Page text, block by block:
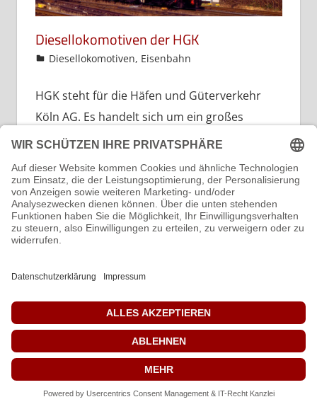
Diesellokomotiven der HGK
admin
Diesellokomotiven, Eisenbahn
HGK steht für die Häfen und Güterverkehr
Köln AG. Es handelt sich um ein großes
deutsches Logistikunternehmen, das als
Weiterlesen